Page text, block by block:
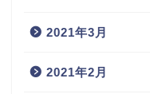
2021年3月
2021年2月